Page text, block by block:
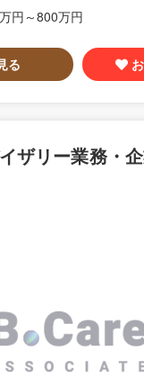
円～800万円
る
ザリー業務・